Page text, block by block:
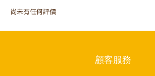
尚未有任何評價
顧客服務